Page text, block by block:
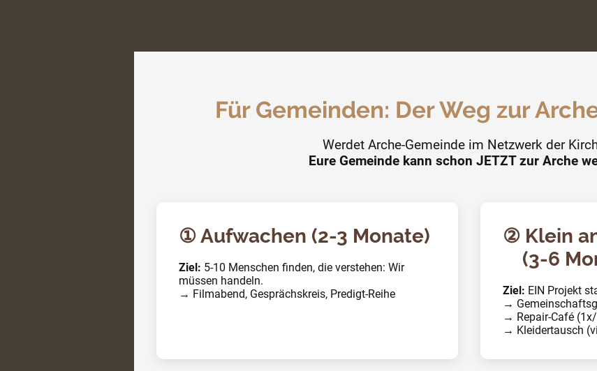
Für Gemeinden: Der Weg zur
Werdet Arche-Gemeinde im Netzwerk der
Eure Gemeinde kann schon JETZT zur Arche
① Aufwachen (2-3 Monate)
Ziel: 5-10 Menschen finden, die verstehen: Wir
müssen handeln.
→ Filmabend, Gesprächskreis, Predigt-Reihe
② Klein
(3-6
Ziel: EIN Projekt
→
→ Repair-Café
→ Kleidertausch